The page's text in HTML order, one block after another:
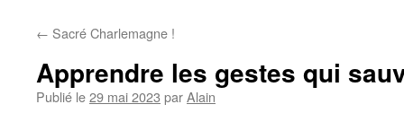
← Sacré Charlemagne !
Apprendre les gestes qui
Publié le29 mai 2023 parAlain